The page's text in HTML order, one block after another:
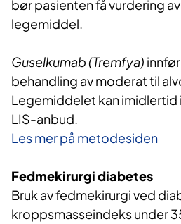
bør pasienten få vurdering
legemiddel.
Guselkumab (Tremfya)
behandling av moderat til
Legemiddelet kan imidlertid
LIS-anbud.
Les mer på metodesiden
Fedmekirurgi diabetes
Bruk av fedmekirurgi ved
kroppsmasseindeks under